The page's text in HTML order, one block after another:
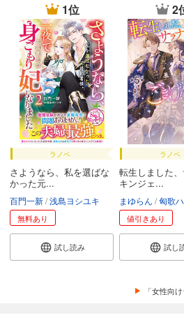
1位
ラノベ
さようなら、私を選ばな
かった元...
百門一新 浅島ヨシユキ
無料あり
試し読み
2
ラノベ
転生しました、
キンジェ...
まゆらん 匈歌
値引きあり
試し
「女性向